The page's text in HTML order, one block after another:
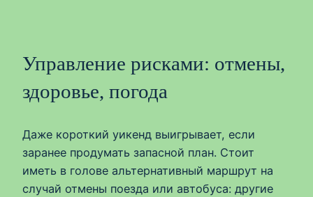
Управление рисками: отмены,
здоровье, погода
Даже короткий уикенд выигрывает, если
заранее продумать запасной план. Стоит
иметь в голове альтернативный маршрут на
случай отмены поезда или автобуса: другие